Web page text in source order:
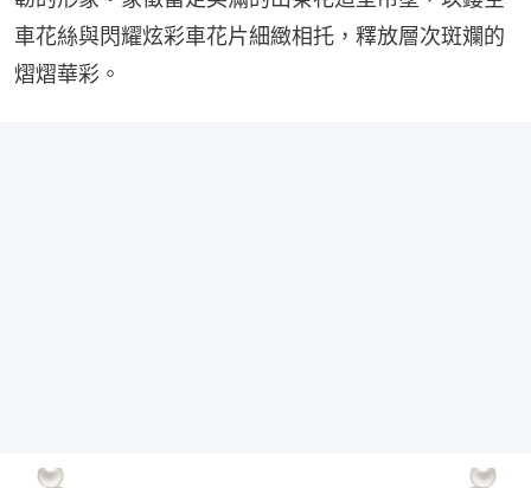
車花絲與閃耀炫彩車花片細緻相托，釋放層次斑斕的
熠熠華彩。